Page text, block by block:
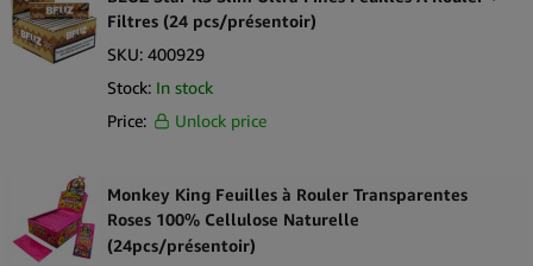
Filtres (24 pcs/présentoir)
SKU: 400929
Stock: In stock
Price:
Unlock price
Monkey King Feuilles à Rouler Transparentes
Roses 100% Cellulose Naturelle
(24pcs/présentoir)